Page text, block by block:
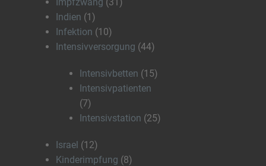
Indien (1)
Infektion (10)
Intensivversorgung (44)
Intensivbetten (15)
Intensivpatienten
(7)
Intensivstation (25)
Israel (12)
Kinderimpfung (8)